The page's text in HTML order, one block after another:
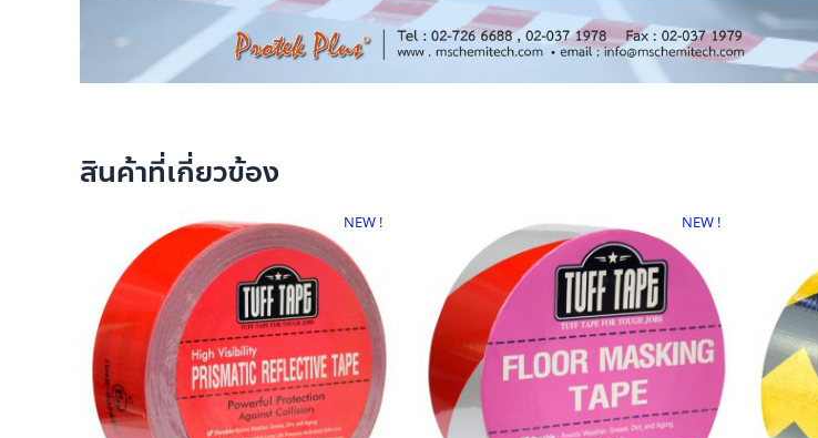
สินค้าที่เกี่ยวข้อง
NEW ! NEW !